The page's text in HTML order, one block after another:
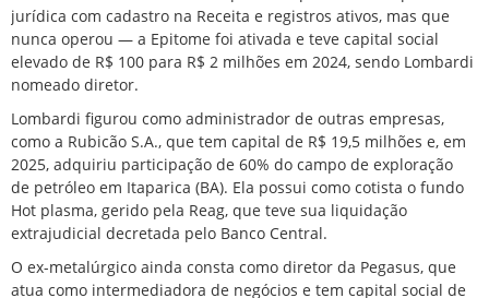
jurídica com cadastro na Receita e registros ativos, mas que
nunca operou — a Epitome foi ativada e teve capital social
elevado de R$ 100 para R$ 2 milhões em 2024, sendo Lombardi
nomeado diretor.
Lombardi figurou como administrador de outras empresas,
como a Rubicão S.A., que tem capital de R$ 19,5 milhões e, em
2025, adquiriu participação de 60% do campo de exploração
de petróleo em Itaparica (BA). Ela possui como cotista o fundo
Hot plasma, gerido pela Reag, que teve sua liquidação
extrajudicial decretada pelo Banco Central.
O ex-metalúrgico ainda consta como diretor da Pegasus, que
atua como intermediadora de negócios e tem capital social de